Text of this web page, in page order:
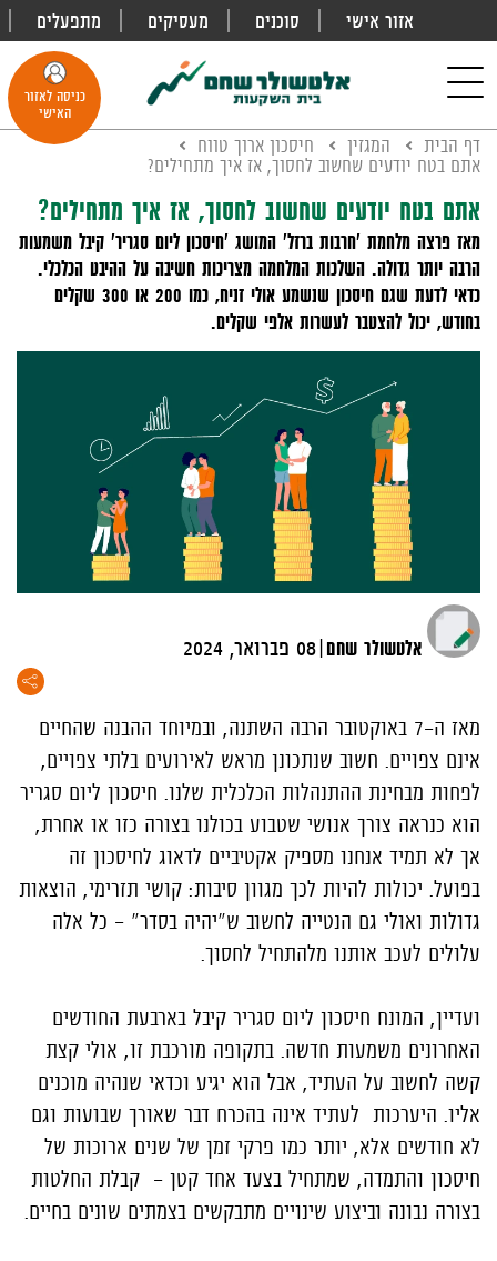
אזור אישי סוכנים מעסיקים מתפעלים
navigation
כניסה לאזור
האישי
דף הבית המגזין
חיסכון ארוך טווח
אתם בטח יודעים שחשוב לחסוך, אז איך מתחילים?
אתם בטח יודעים שחשוב לחסוך, אז איך מתחילים?
מאז פרצה מלחמת 'חרבות ברזל' המושג 'חיסכון ליום סגריר' קיבל משמעות
הרבה יותר גדולה. השלכות המלחמה מצריכות חשיבה על ההיבט הכלכלי.
כדאי לדעת שגם חיסכון שנשמע אולי זניח, כמו 200 או 300 שקלים
בחודש, יכול להצטבר לעשרות אלפי שקלים.
אלטשולר שחם|08 פברואר, 2024
מאז ה-7 באוקטובר הרבה השתנה, ובמיוחד ההבנה שהחיים
אינם צפויים. חשוב שנתכונן מראש לאירועים בלתי צפויים,
לפחות מבחינת ההתנהלות הכלכלית שלנו. חיסכון ליום סגריר
הוא כנראה צורך אנושי שטבוע בכולנו בצורה כזו או אחרת,
אך לא תמיד אנחנו מספיק אקטיביים לדאוג לחיסכון זה
בפועל. יכולות להיות לכך מגוון סיבות: קושי תזרימי, הוצאות
גדולות ואולי גם הנטייה לחשוב ש"יהיה בסדר" - כל אלה
עלולים לעכב אותנו מלהתחיל לחסוך.
ועדיין, המונח חיסכון ליום סגריר קיבל בארבעת החודשים
האחרונים משמעות חדשה. בתקופה מורכבת זו, אולי קצת
קשה לחשוב על העתיד, אבל הוא יגיע וכדאי שנהיה מוכנים
אליו. היערכות לעתיד אינה בהכרח דבר שאורך שבועות וגם
לא חודשים אלא, יותר כמו פרקי זמן של שנים ארוכות של
חיסכון והתמדה, שמתחיל בצעד אחד קטן - קבלת החלטות
בצורה נבונה וביצוע שינויים מתבקשים בצמתים שונים בחיים.